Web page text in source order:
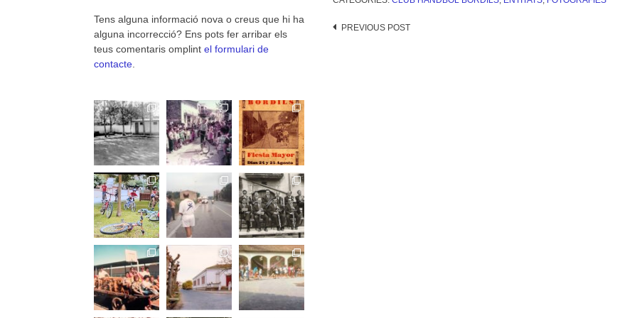
Post
PREVIOUS POST
Tens alguna informació nova o creus que hi ha
alguna incorrecció? Ens pots fer arribar els
teus comentaris omplint el formulari de
contacte